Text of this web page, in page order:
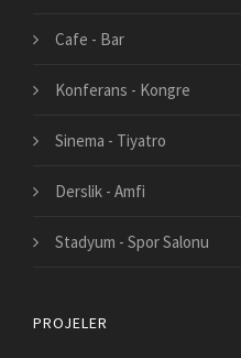
Cafe - Bar
Konferans - Kongre
Sinema - Tiyatro
Derslik - Amfi
Stadyum - Spor Salonu
PROJELER